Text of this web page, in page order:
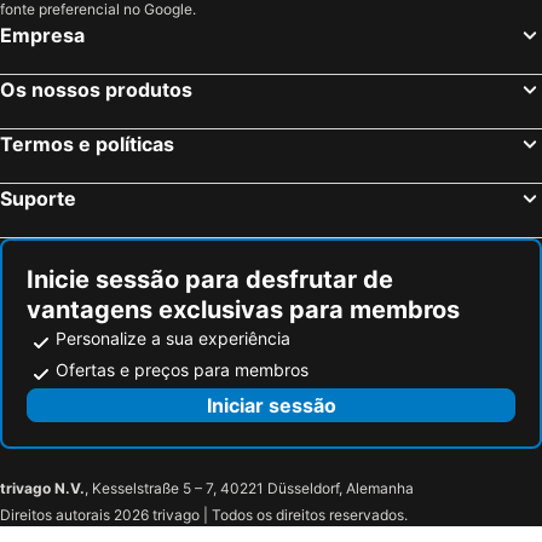
Zurique, Zurique Hotéis
Cointrin, Genébra Hotéis
fonte preferencial no Google.
Empresa
Os nossos produtos
Termos e políticas
Suporte
Inicie sessão para desfrutar de
vantagens exclusivas para membros
Personalize a sua experiência
Ofertas e preços para membros
Iniciar sessão
trivago N.V., Kesselstraße 5 – 7, 40221 Düsseldorf, Alemanha
Direitos autorais 2026 trivago | Todos os direitos reservados.